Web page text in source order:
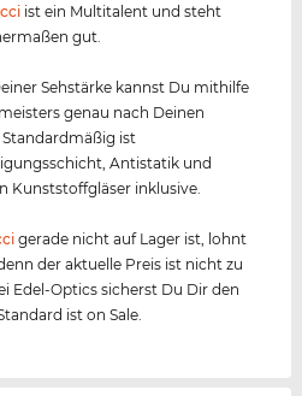
ist ein Multitalent und steht
gut.
Sehstärke kannst Du mithilfe
genau nach Deinen
ist
Antistatik und
Kunststoffgläser inklusive.
gerade nicht auf Lager ist, lohnt
der aktuelle Preis ist nicht zu
Edel-Optics sicherst Du Dir den
ist on Sale.